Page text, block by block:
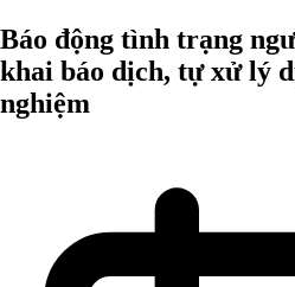
Báo động tình trạng
khai báo dịch, tự xử lý
nghiệm